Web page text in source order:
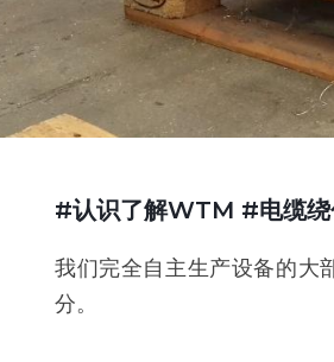
#认识了解WTM #电缆
我们完全自主生产设备的大
分。